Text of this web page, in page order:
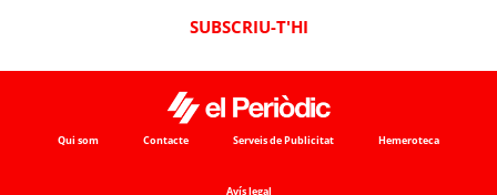
SUBSCRIU-T'HI
Qui som Contacte Serveis de Publicitat Hemeroteca
Avís legal